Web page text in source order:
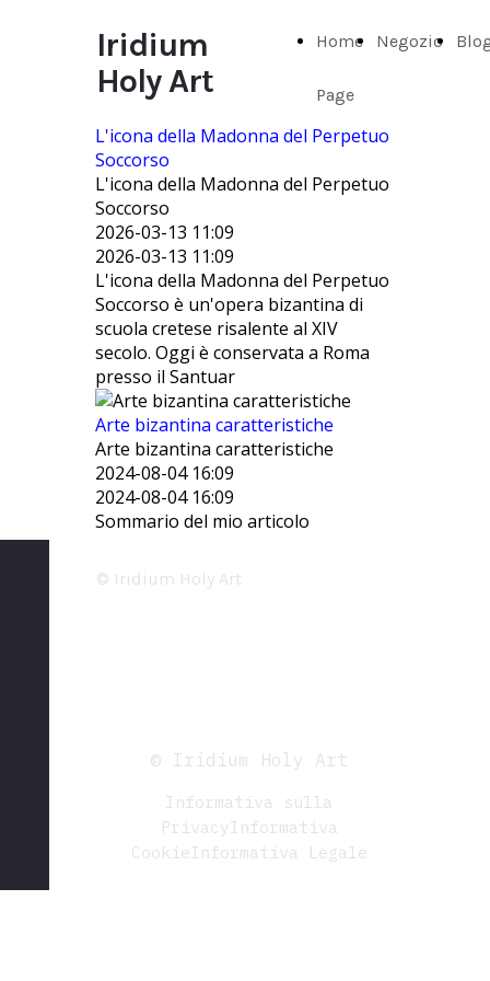
Iridium
Holy Art
© Iridium Holy Art
Home
Page
Negozio
Informativa sulla
PrivacyInformativa
CookieInformativa Legale
L'icona della Madonna del Perpetuo
Soccorso
L'icona della Madonna del Perpetuo
Soccorso
2026-03-13 11:09
2026-03-13 11:09
L'icona della Madonna del Perpetuo
Soccorso è un'opera bizantina di
scuola cretese risalente al XIV
secolo. Oggi è conservata a Roma
presso il Santuar
Arte bizantina caratteristiche
Arte bizantina caratteristiche
2024-08-04 16:09
2024-08-04 16:09
Sommario del mio articolo
© Iridium Holy Art